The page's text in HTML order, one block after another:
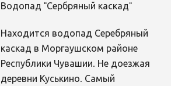
Водопад "Сербряный каскад"
Находится водопад Серебряный
каскад в Моргаушском районе
Республики Чувашии. Не доезжая
деревни Куськино. Самый